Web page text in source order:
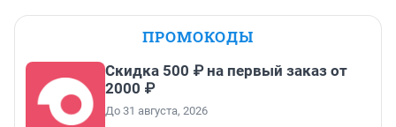
ПРОМОКОДЫ
Скидка 500 ₽ на первый заказ от
2000 ₽
До 31 августа, 2026